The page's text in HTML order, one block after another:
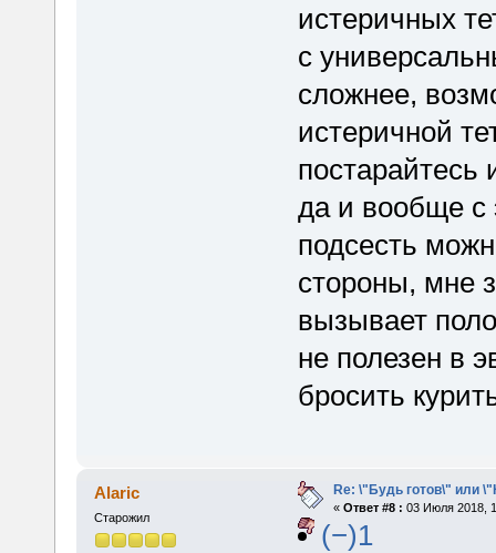
истеричных
с
сложнее,
истеричной
постарайтесь
да и вообще с
подсесть
стороны, мне
вызывает
не полезен в
бросить
Alaric
Старожил
Re: \"Будь готов\" или
« Ответ #8 : 03 Июля 2018,
(−)1